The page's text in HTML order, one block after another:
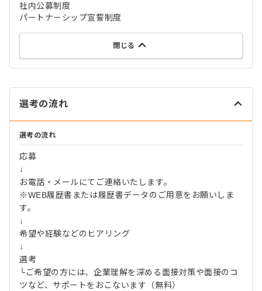
社内公募制度
パートナーシップ宣誓制度
閉じる
選考の流れ
選考の流れ
応募
↓
お電話・メールにてご連絡いたします。
※WEB履歴書または履歴書データのご用意をお願いしま
す。
↓
希望や経験などのヒアリング
↓
選考
└ご希望の方には、企業理解を深める面接対策や面接のコ
ツなど、サポートをおこないます（無料）